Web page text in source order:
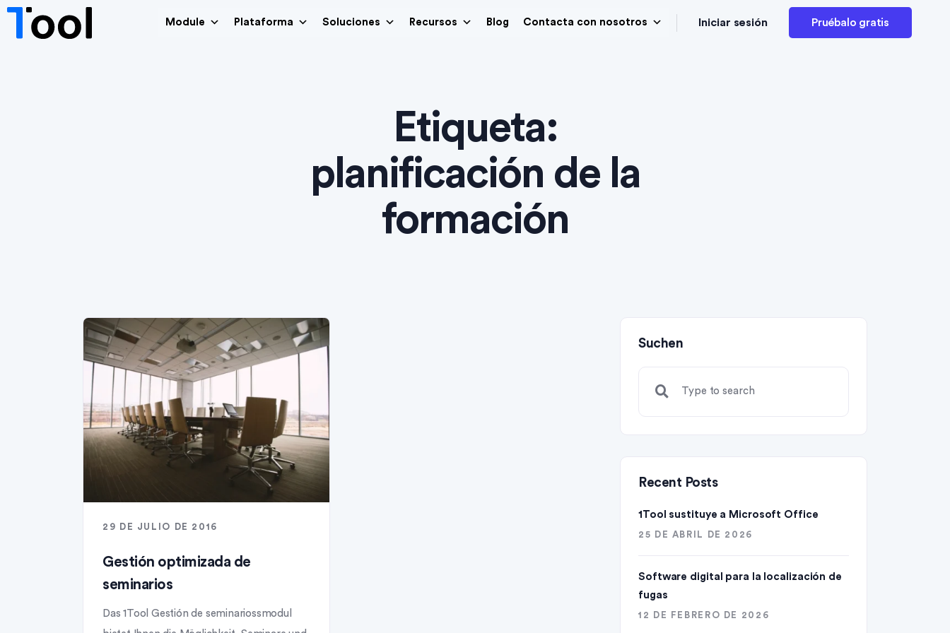
Module Plataforma Soluciones Recursos Blog Contacta con nosotros Iniciar sesión Pruébalo gratis
Etiqueta:
planificación de la
formación
29 DE JULIO DE 2016
Gestión optimizada de
seminarios
Das 1Tool Gestión de seminariossmodul
Suchen
Recent Posts
1Tool sustituye a Microsoft Office
25 DE ABRIL DE 2026
Software digital para la localización de
fugas
12 DE FEBRERO DE 2026